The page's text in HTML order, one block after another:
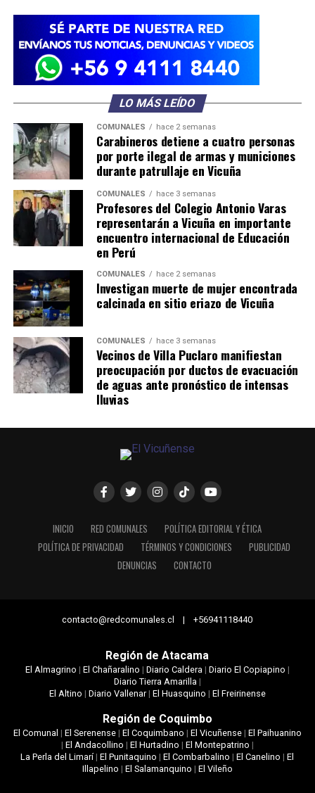
LO MÁS LEÍDO
COMUNALES hace 2 semanas
Carabineros detiene a cuatro personas
por porte ilegal de armas y municiones
durante patrullaje en Vicuña
COMUNALES hace 3 semanas
Profesores del Colegio Antonio Varas
representarán a Vicuña en importante
encuentro internacional de Educación
en Perú
COMUNALES hace 2 semanas
Investigan muerte de mujer encontrada
calcinada en sitio eriazo de Vicuña
COMUNALES hace 3 semanas
Vecinos de Villa Puclaro manifiestan
preocupación por ductos de evacuación
de aguas ante pronóstico de intensas
lluvias
INICIO RED COMUNALES
POLÍTICA EDITORIAL Y ÉTICA
POLÍTICA DE PRIVACIDAD
TÉRMINOS Y CONDICIONES
PUBLICIDAD
DENUNCIAS
CONTACTO
contacto@redcomunales.cl | +56941118440
Región de Atacama
El Almagrino | El Chañaralino | Diario Caldera| Diario El Copiapino |
Diario Tierra Amarilla|
El Altino | Diario Vallenar| El Huasquino | El Freirinense
Región de Coquimbo
El Comunal | El Serenense| El Coquimbano | El Vicuñense| El Paihuanino
| El Andacollino | El Hurtadino | El Montepatrino |
La Perla del Limarí|El Punitaquino |El Combarbalino |El Canelino |El
Illapelino | El Salamanquino | El Vileño